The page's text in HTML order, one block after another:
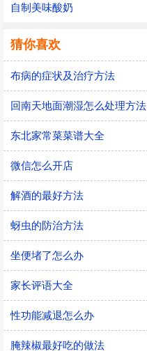
自制美味酸奶
猜你喜欢
布病的症状及治疗方法
回南天地面潮湿怎么处理方法
东北家常菜菜谱大全
微信怎么开店
解酒的最好方法
蚜虫的防治方法
坐便堵了怎么办
家长评语大全
性功能减退怎么办
腌辣椒最好吃的做法